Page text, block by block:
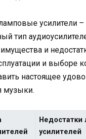
усилители –
тип
и
и выборе
настоящее
музыки.
Недостатки
усилителей